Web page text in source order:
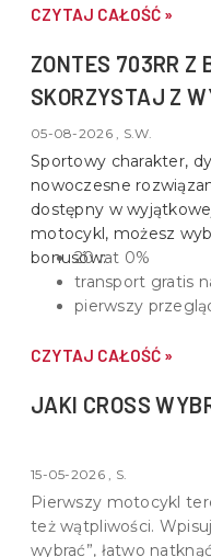
CZYTAJ CAŁOŚĆ »
ZONTES 703RR Z
SKORZYSTAJ Z
05-08-2026 , S.W.
Sportowy charakter,
nowoczesne
dostępny w
motocykl, możesz
bonusów:20 rat 0%
transport gratis
pierwszy
CZYTAJ CAŁOŚĆ »
JAKI CROSS
15-05-2026 , S.
Pierwszy motocykl
też wątpliwości.
wybrać”, łatwo